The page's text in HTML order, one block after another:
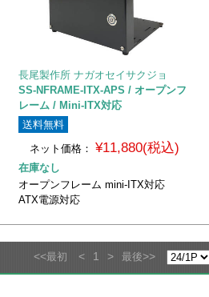
長尾製作所 ナガオセイサクジョ
SS-NFRAME-ITX-APS / オープンフ
レーム / Mini-ITX対応
送料無料
ネット価格：
¥11,880(税込)
在庫なし
オープンフレーム mini-ITX対応
ATX電源対応
<<最初 < 1 > 最後>>